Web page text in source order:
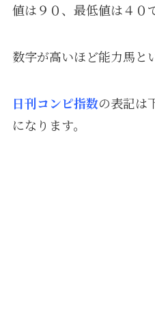
値は９０、最低値は４０
数字が高いほど能力馬と
日刊コンピ指数の表記は
になります。